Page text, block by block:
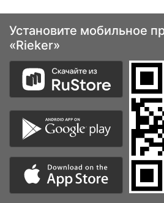
Установите мобильное
«Rieker»